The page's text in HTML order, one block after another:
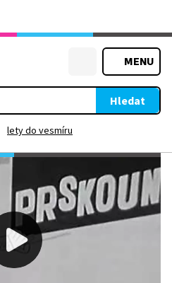
MENU
Hledat
lety do vesmíru